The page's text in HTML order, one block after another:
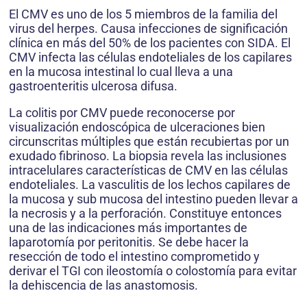
El CMV es uno de los 5 miembros de la familia del
virus del herpes. Causa infecciones de significación
clínica en más del 50% de los pacientes con SIDA. El
CMV infecta las células endoteliales de los capilares
en la mucosa intestinal lo cual lleva a una
gastroenteritis ulcerosa difusa.
La colitis por CMV puede reconocerse por
visualización endoscópica de ulceraciones bien
circunscritas múltiples que están recubiertas por un
exudado fibrinoso. La biopsia revela las inclusiones
intracelulares características de CMV en las células
endoteliales. La vasculitis de los lechos capilares de
la mucosa y sub mucosa del intestino pueden llevar a
la necrosis y a la perforación. Constituye entonces
una de las indicaciones más importantes de
laparotomía por peritonitis. Se debe hacer la
resección de todo el intestino comprometido y
derivar el TGI con ileostomía o colostomía para evitar
la dehiscencia de las anastomosis.